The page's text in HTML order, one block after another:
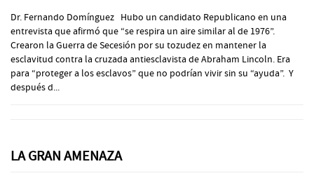
Dr. Fernando Domínguez Hubo un candidato Republicano en una
entrevista que afirmó que “se respira un aire similar al de 1976”.
Crearon la Guerra de Secesión por su tozudez en mantener la
esclavitud contra la cruzada antiesclavista de Abraham Lincoln. Era
para “proteger a los esclavos” que no podrían vivir sin su “ayuda”. Y
después d...
LA GRAN AMENAZA